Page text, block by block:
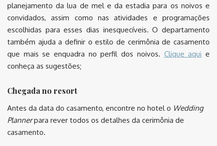
planejamento da lua de mel e da estadia para os noivos e
convidados, assim como nas atividades e programações
escolhidas para esses dias inesquecíveis. O departamento
também ajuda a definir o estilo de cerimônia de casamento
que mais se enquadra no perfil dos noivos. Clique aqui e
conheça as sugestões;
Chegada no resort
Antes da data do casamento, encontre no hotel o Wedding
Plannerpara rever todos os detalhes da cerimônia de
casamento.